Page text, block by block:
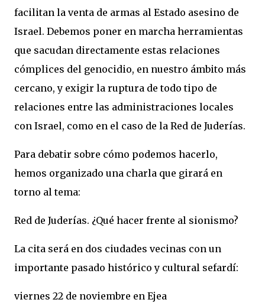
facilitan la venta de armas al Estado asesino de
Israel. Debemos poner en marcha herramientas
que sacudan directamente estas relaciones
cómplices del genocidio, en nuestro ámbito más
cercano, y exigir la ruptura de todo tipo de
relaciones entre las administraciones locales
con Israel, como en el caso de la Red de Juderías.
Para debatir sobre cómo podemos hacerlo,
hemos organizado una charla que girará en
torno al tema:
Red de Juderías. ¿Qué hacer frente al sionismo?
La cita será en dos ciudades vecinas con un
importante pasado histórico y cultural sefardí:
viernes 22 de noviembre en Ejea